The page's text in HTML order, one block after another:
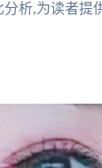
析,为读者提